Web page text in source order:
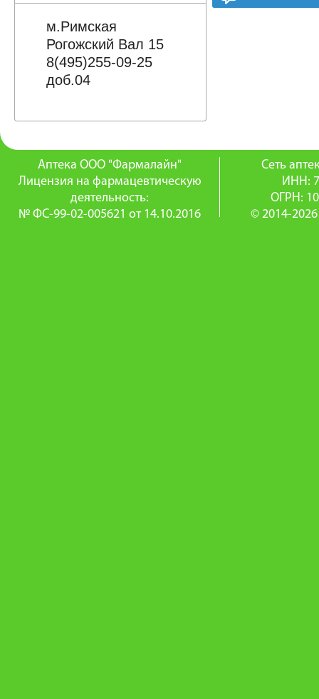
м.Римская
Рогожский Вал 15
8(495)255-09-25
доб.04
Аптека ООО "Фармалайн"
Лицензия на фармацевтическую
деятельность:
№ ФС-99-02-005621 от 14.10.2016
Сеть
ИНН:
ОГРН:
© 2014-